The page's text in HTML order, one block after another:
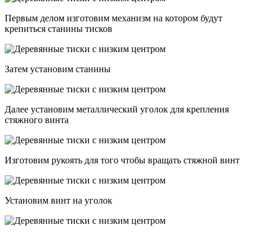
Первым делом изготовим механизм на котором будут
крепиться станины тисков
Затем установим станины
Далее установим металлический уголок для крепления
стяжного винта
Изготовим рукоять для того чтобы вращать стяжной винт
Установим винт на уголок